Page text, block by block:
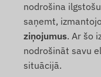
nodrošina
saņemt,
ziņojumus. Ar šo
nodrošināt savu
situācijā.